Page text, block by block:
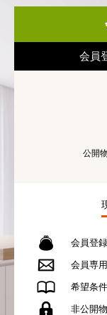
会員
公開
会員登
会員専用
希望条
非公開